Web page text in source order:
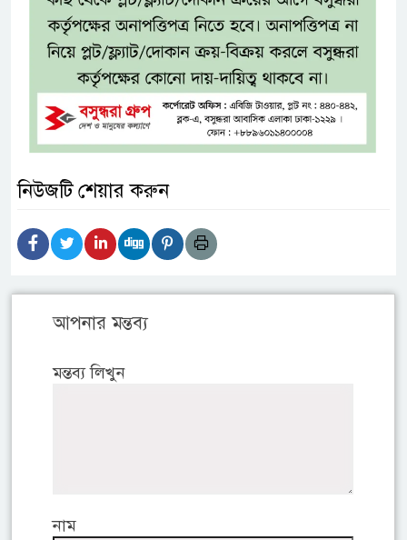
নিউজটি শেয়ার করুন
আপনার মন্তব্য
মন্তব্য লিখুন
নাম